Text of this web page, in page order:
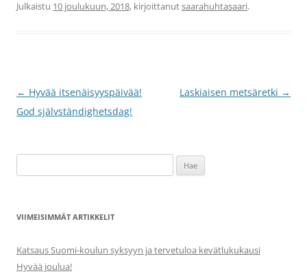
Julkaistu 10 joulukuun, 2018, kirjoittanutsaarahuhtasaari.
Artikkelien
selaus
← Hyvää itsenäisyyspäivää!
God självständighetsdag!
Laskiaisen metsäretki →
VIIMEISIMMÄT ARTIKKELIT
Katsaus Suomi-koulun syksyyn ja tervetuloa kevätlukukausi
Hyvää joulua!